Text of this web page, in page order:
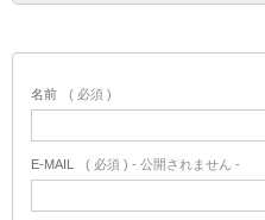
名前 ( 必須 )
E-MAIL ( 必須 ) - 公開されません -